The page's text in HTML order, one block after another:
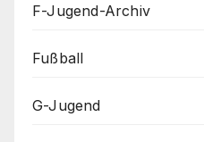
F-Jugend-Archiv
Fußball
G-Jugend